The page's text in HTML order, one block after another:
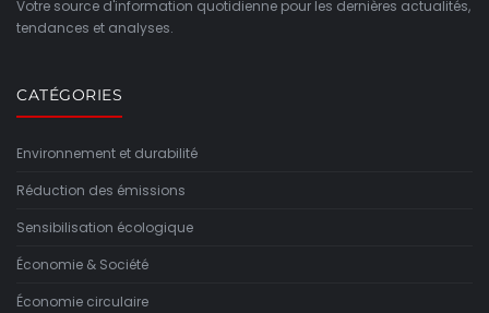
Votre source d'information quotidienne pour les dernières actualités,
tendances et analyses.
CATÉGORIES
Environnement et durabilité
Réduction des émissions
Sensibilisation écologique
Économie & Société
Économie circulaire